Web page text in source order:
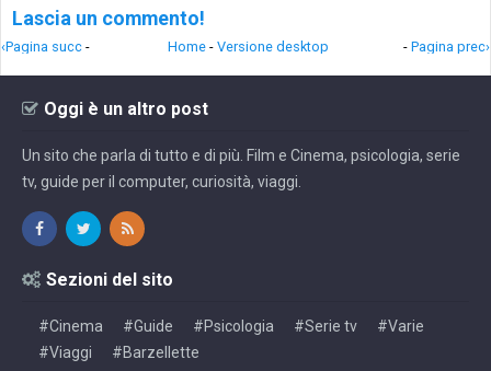
Lascia un commento!
‹Pagina succ - - Pagina prec›
Home - Versione desktop
Oggi è un altro post
Un sito che parla di tutto e di più. Film e Cinema, psicologia, serie
tv, guide per il computer, curiosità, viaggi.
Sezioni del sito
#Cinema #Guide #Psicologia #Serie tv
#Varie
#Viaggi
#Barzellette